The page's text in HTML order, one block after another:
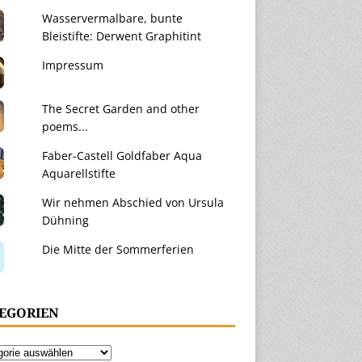
Wasservermalbare, bunte
Bleistifte: Derwent Graphitint
Impressum
The Secret Garden and other
poems...
Faber-Castell Goldfaber Aqua
Aquarellstifte
Wir nehmen Abschied von Ursula
Dühning
Die Mitte der Sommerferien